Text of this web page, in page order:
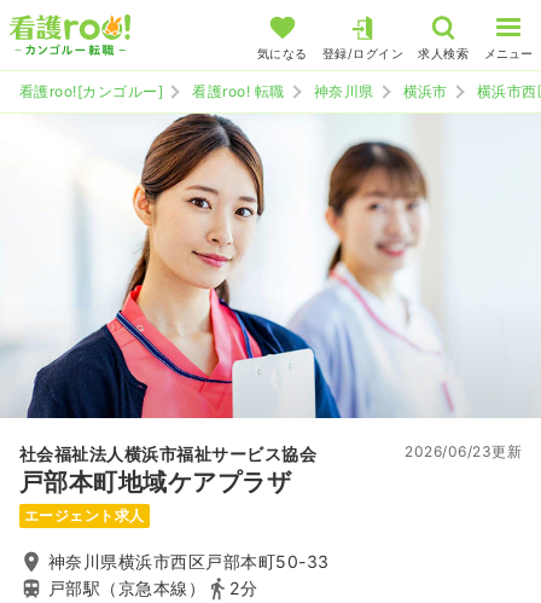
気になる 登録/ログイン 求人検索 メニュー
看護roo![カンゴルー] 看護roo! 転職 神奈川県 横浜市 横浜市西
社会福祉法人横浜市福祉サービス協会
戸部本町地域ケアプラザ
2026/06/23更新
エージェント求人
神奈川県横浜市西区戸部本町50-33
戸部駅（京急本線）
2分